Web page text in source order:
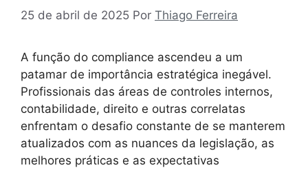
25 de abril de 2025 Por Thiago Ferreira
A função do compliance ascendeu a um
patamar de importância estratégica inegável.
Profissionais das áreas de controles internos,
contabilidade, direito e outras correlatas
enfrentam o desafio constante de se manterem
atualizados com as nuances da legislação, as
melhores práticas e as expectativas